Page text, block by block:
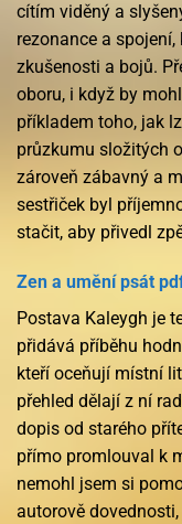
cítím viděný a
rezonance a
zkušenosti a bojů.
oboru, i když by
příkladem toho, jak
průzkumu složitých
zároveň zábavný a
sestřiček byl
stačit, aby přivedl
Zen a umění psát
Postava Kaleygh je
přidává příběhu
kteří oceňují místní
přehled dělají z ní
dopis od starého
přímo promlouval k
nemohl jsem si
autorově